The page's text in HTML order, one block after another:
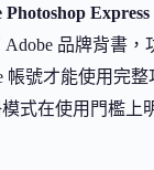
Photoshop Express
Adobe 品牌背書，
帳號才能使用完整
模式在使用門檻上